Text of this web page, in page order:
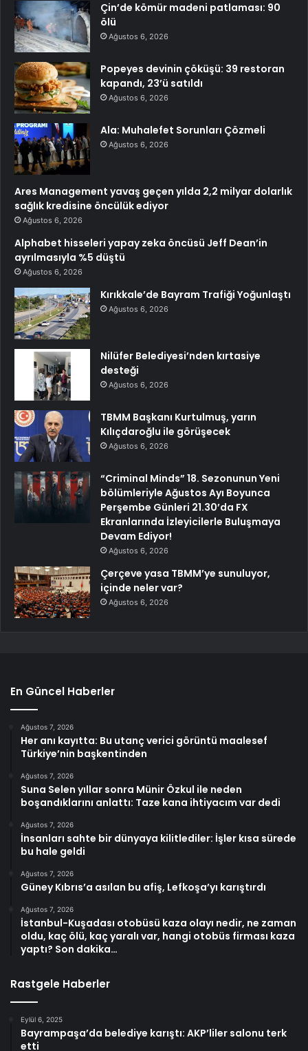
Çin’de kömür madeni patlaması: 90
ölü
Ağustos 6, 2026
Popeyes devinin çöküşü: 39 restoran
kapandı, 23’ü satıldı
Ağustos 6, 2026
Ala: Muhalefet Sorunları Çözmeli
Ağustos 6, 2026
Ares Management yavaş geçen yılda 2,2 milyar dolarlık
sağlık kredisine öncülük ediyor
Ağustos 6, 2026
Alphabet hisseleri yapay zeka öncüsü Jeff Dean’in
ayrılmasıyla %5 düştü
Ağustos 6, 2026
Kırıkkale’de Bayram Trafiği Yoğunlaştı
Ağustos 6, 2026
Nilüfer Belediyesi’nden kırtasiye
desteği
Ağustos 6, 2026
TBMM Başkanı Kurtulmuş, yarın
Kılıçdaroğlu ile görüşecek
Ağustos 6, 2026
“Criminal Minds” 18. Sezonunun Yeni
bölümleriyle Ağustos Ayı Boyunca
Perşembe Günleri 21.30’da FX
Ekranlarında İzleyicilerle Buluşmaya
Devam Ediyor!
Ağustos 6, 2026
Çerçeve yasa TBMM’ye sunuluyor,
içinde neler var?
Ağustos 6, 2026
En Güncel Haberler
Ağustos 7, 2026
Her anı kayıtta: Bu utanç verici görüntü maalesef
Türkiye’nin başkentinden
Ağustos 7, 2026
Suna Selen yıllar sonra Münir Özkul ile neden
boşandıklarını anlattı: Taze kana ihtiyacım var dedi
Ağustos 7, 2026
İnsanları sahte bir dünyaya kilitlediler: İşler kısa sürede
bu hale geldi
Ağustos 7, 2026
Güney Kıbrıs’a asılan bu afiş, Lefkoşa’yı karıştırdı
Ağustos 7, 2026
İstanbul-Kuşadası otobüsü kaza olayı nedir, ne zaman
oldu, kaç ölü, kaç yaralı var, hangi otobüs firması kaza
yaptı? Son dakika…
Rastgele Haberler
Eylül 6, 2025
Bayrampaşa’da belediye karıştı: AKP’liler salonu terk
etti